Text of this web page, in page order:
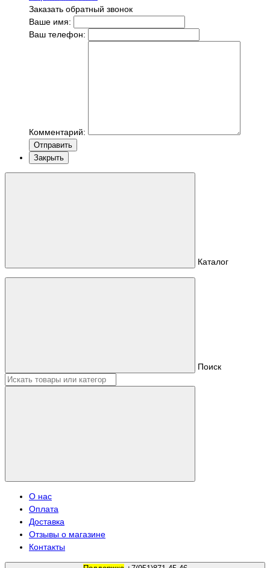
Заказать обратный звонок
Ваше имя:
Ваш телефон:
Комментарий:
Отправить
Закрыть
Каталог
Поиск
О нас
Оплата
Доставка
Отзывы о магазине
Контакты